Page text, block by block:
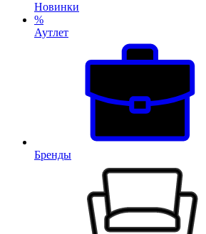
Новинки
%
Аутлет
Бренды